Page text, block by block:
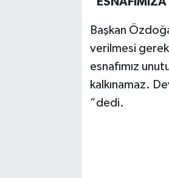
Başkan
verilmesi
esnafımız
kalkınamaz.
”dedi.